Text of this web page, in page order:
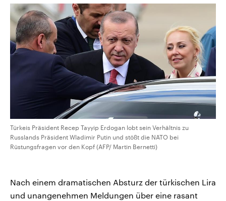
Türkeis Präsident Recep Tayyip Erdogan lobt sein Verhältnis zu
Russlands Präsident Wladimir Putin und stößt die NATO bei
Rüstungsfragen vor den Kopf (AFP/ Martin Bernetti)
Nach einem dramatischen Absturz der türkischen Lira
und unangenehmen Meldungen über eine rasant